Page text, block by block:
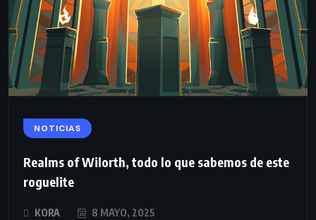
NOTICIAS
Realms of Wilorth, todo lo que sabemos de este
roguelite
KORA 8 MAYO, 2025